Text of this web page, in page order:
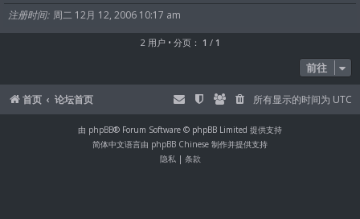
注册时间 周二 12月 12, 2006 10:17 am
2 用户 • 分页： 1 / 1
前往
首页 论坛首页 所有显示的时间为 UTC
由 phpBB® Forum Software © phpBB Limited 提供支持
简体中文语言由 phpBB Chinese 制作并提供支持
隐私| 条款